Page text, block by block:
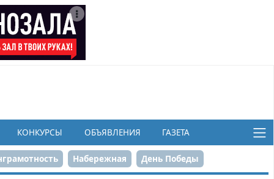
КОНКУРСЫ ОБЪЯВЛЕНИЯ ГАЗЕТА
Набережная День Победы